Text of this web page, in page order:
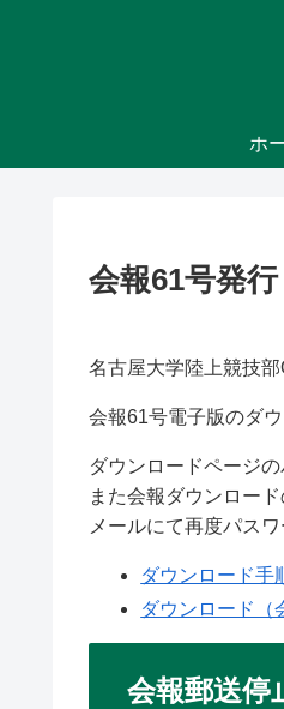
ホ
会報61号発行
名古屋大学陸上競技
会報61号電子版のダ
ダウンロードページ
また会報ダウンロー
メールにて再度パス
ダウンロード手
ダウンロード（
会報郵送停